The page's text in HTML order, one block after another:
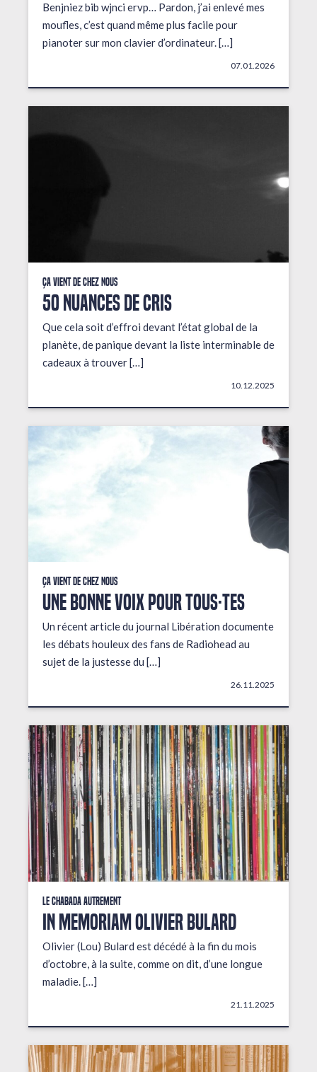
Benjniez bib wjnci ervp… Pardon, j’ai enlevé mes
moufles, c’est quand même plus facile pour
pianoter sur mon clavier d’ordinateur. […]
07.01.2026
Ça vient de chez nous
50 NUANCES DE CRIS
Que cela soit d’effroi devant l’état global de la
planète, de panique devant la liste interminable de
cadeaux à trouver […]
10.12.2025
Ça vient de chez nous
UNE BONNE VOIX POUR TOUS·TES
Un récent article du journal Libération documente
les débats houleux des fans de Radiohead au
sujet de la justesse du […]
26.11.2025
Le Chabada autrement
In Memoriam Olivier Bulard
Olivier (Lou) Bulard est décédé à la fin du mois
d’octobre, à la suite, comme on dit, d’une longue
maladie. […]
21.11.2025